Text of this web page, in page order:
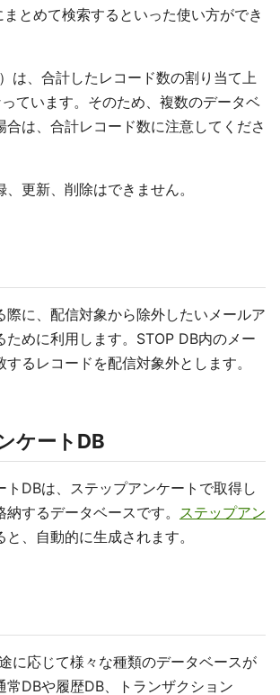
まとめて検索するといった使い方ができ
は、合計したレコード数の割り当て上
ています。そのため、複数のデータベ
合は、合計レコード数に注意してくださ
更新、削除はできません。
際に、配信対象から除外したいメールア
ために利用します。STOP DB内のメー
るレコードを配信対象外とします。
ケートDB
トDBは、ステップアンケートで取得し
するデータベースです。 ステップアン
と、自動的に生成されます。
に応じて様々な種類のデータベースが
常DBや履歴DB、トランザクション